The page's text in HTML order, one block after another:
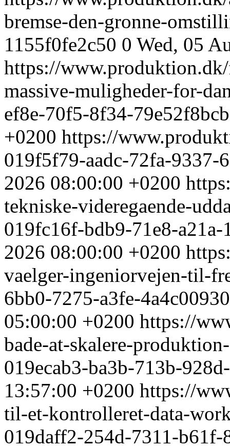
bremse-den-gronne-
1155f0fe2c50 0 Wed, 05
https://
massive-muligheder-for-
ef8e-70f5-8f34-
+0200 https://
019f5f79-aadc-72fa-9337-
2026 08:00:00 +0200
tekniske-videregaende-
019fc16f-bdb9-71e8-
2026 08:00:00 +0200
vaelger-ingeniorvejen-til-
6bb0-7275-a3fe-
05:00:00 +0200 https://
bade-at-skalere-
019ecab3-ba3b-713b-
13:57:00 +0200 https://
til-et-kontrolleret-data-
019daff2-254d-7311-b61f-